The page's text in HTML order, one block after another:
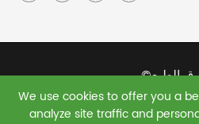
الطبع©
Jiaxing Green Shieldجميع
We use cookies to offer you a
analyze site traffic and